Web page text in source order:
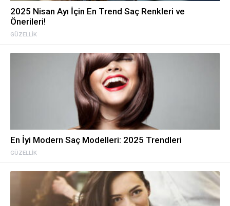
GÜZELLIK
2025 Nisan Ayı İçin En Trend Saç Renkleri ve
Önerileri!
GÜZELLIK
En İyi Modern Saç Modelleri: 2025 Trendleri